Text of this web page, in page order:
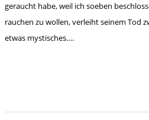
geraucht habe, weil ich soeben
rauchen zu wollen, verleiht seinem Tod
etwas mystisches….